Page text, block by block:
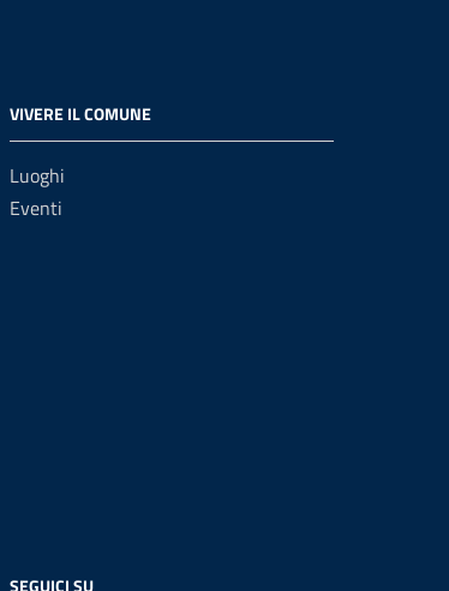
VIVERE IL COMUNE
Luoghi
Eventi
SEGUICI SU